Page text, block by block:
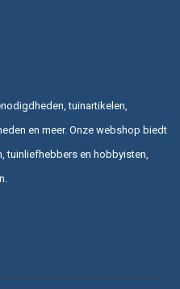
tuinartikelen,
en meer. Onze webshop biedt
tuinliefhebbers en hobbyisten,